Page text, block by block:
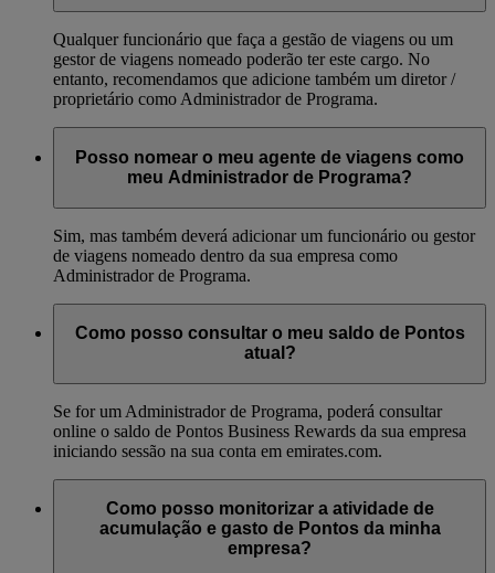
Qualquer funcionário que faça a gestão de viagens ou um
gestor de viagens nomeado poderão ter este cargo. No
entanto, recomendamos que adicione também um diretor /
proprietário como Administrador de Programa.
Posso nomear o meu agente de viagens como
meu Administrador de Programa?
Sim, mas também deverá adicionar um funcionário ou gestor
de viagens nomeado dentro da sua empresa como
Administrador de Programa.
Como posso consultar o meu saldo de Pontos
atual?
Se for um Administrador de Programa, poderá consultar
online o saldo de Pontos Business Rewards da sua empresa
iniciando sessão na sua conta em emirates.com.
Como posso monitorizar a atividade de
acumulação e gasto de Pontos da minha
empresa?